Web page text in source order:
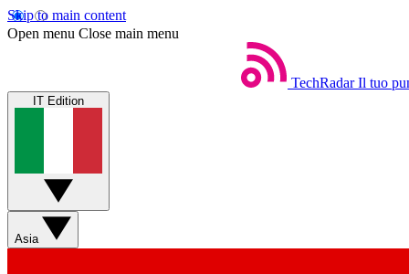
Skip to main content
Open menu Close main menu
TechRadar Il tuo
IT Edition
Asia